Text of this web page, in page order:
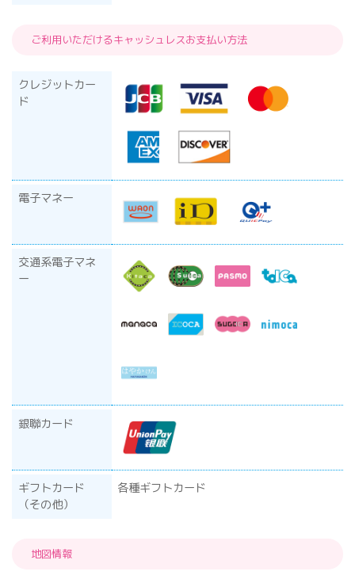
ご利用いただけるキャッシュレスお支払い方法
クレジットカー
ド
電子マネー
交通系電子マネ
ー
銀聯カード
ギフトカード
（その他）
各種ギフトカード
地図情報